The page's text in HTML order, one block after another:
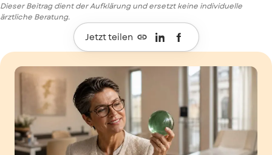
Dieser Beitrag dient der Aufklärung und ersetzt keine individuelle
ärztliche Beratung.
Jetzt teilen 